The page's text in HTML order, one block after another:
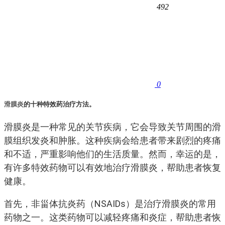
492
0
滑膜炎的十种特效药治疗方法。
滑膜炎是一种常见的关节疾病，它会导致关节周围的滑
膜组织发炎和肿胀。这种疾病会给患者带来剧烈的疼痛
和不适，严重影响他们的生活质量。然而，幸运的是，
有许多特效药物可以有效地治疗滑膜炎，帮助患者恢复
健康。
首先，非甾体抗炎药（NSAIDs）是治疗滑膜炎的常用
药物之一。这类药物可以减轻疼痛和炎症，帮助患者恢